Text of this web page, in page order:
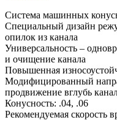
Система машинных
Специальный дизайн
опилок из канала
Универсальность –
и очищение канала
Повышенная
Модифицированный
продвижение вглубь
Конусность: .04, .06
Рекомендуемая скорость